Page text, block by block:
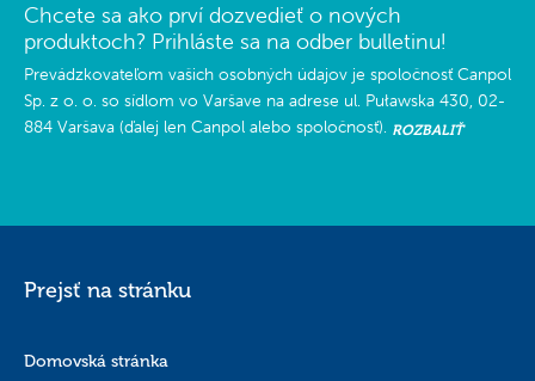
Chcete sa ako prví dozvedieť o nových
produktoch? Prihláste sa na odber bulletinu!
Prevádzkovateľom vašich osobných údajov je spoločnosť Canpol
Sp. z o. o. so sídlom vo Varšave na adrese ul. Puławska 430, 02-
884 Varšava (ďalej len Canpol alebo spoločnosť). ROZBALIŤ
Prejsť na stránku
Domovská stránka